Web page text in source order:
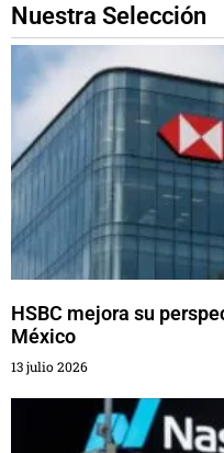
Nuestra Selección
HSBC mejora su
México
13 julio 2026